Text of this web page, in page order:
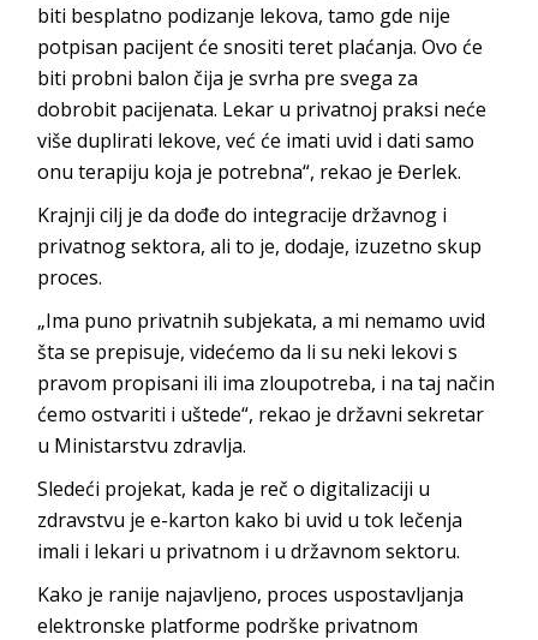
biti besplatno podizanje lekova, tamo gde nije
potpisan pacijent će snositi teret plaćanja. Ovo će
biti probni balon čija je svrha pre svega za
dobrobit pacijenata. Lekar u privatnoj praksi neće
više duplirati lekove, već će imati uvid i dati samo
onu terapiju koja je potrebna“, rekao je Đerlek.
Krajnji cilj je da dođe do integracije državnog i
privatnog sektora, ali to je, dodaje, izuzetno skup
proces.
„Ima puno privatnih subjekata, a mi nemamo uvid
šta se prepisuje, videćemo da li su neki lekovi s
pravom propisani ili ima zloupotreba, i na taj način
ćemo ostvariti i uštede“, rekao je državni sekretar
u Ministarstvu zdravlja.
Sledeći projekat, kada je reč o digitalizaciji u
zdravstvu je e-karton kako bi uvid u tok lečenja
imali i lekari u privatnom i u državnom sektoru.
Kako je ranije najavljeno, proces uspostavljanja
elektronske platforme podrške privatnom